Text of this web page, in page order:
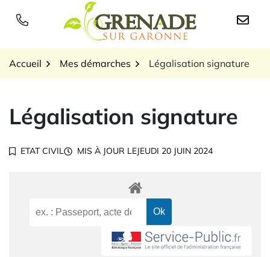
Logo Grenade sur
Accueil Mes démarches Légalisation signature
Légalisation signature
ETAT CIVIL MIS À JOUR LEJEUDI 20 JUIN 2024